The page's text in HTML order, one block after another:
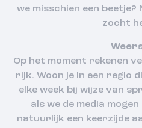
we misschien een beetje?
zocht
Op het moment rekenen
rijk. Woon je in een regio
elke week bij wijze van
als we de media
natuurlijk een keerzijde